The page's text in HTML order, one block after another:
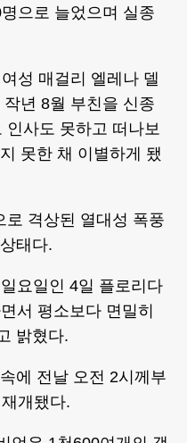
으로 늘었으며 실종
성 매걸리 엘레나 델
년 8월 부친을 신종
인사도 못하고 떠나보
못한 채 이별하게 됐
로 격상된 열대성 폭풍
태다.
요일인 4일 플로리다
서 평소보다 면밀히
밝혔다.
에 전날 오전 2시께부
개됐다.